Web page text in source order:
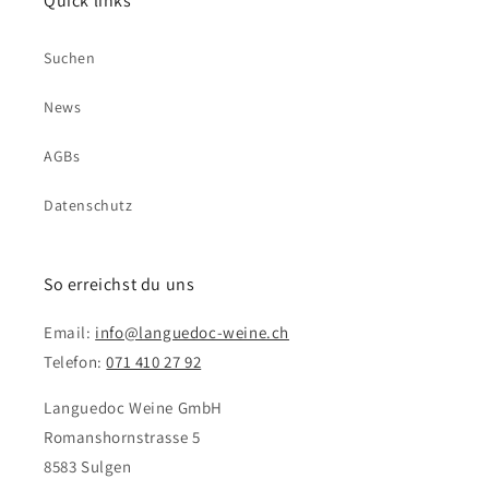
Suchen
News
AGBs
Datenschutz
So erreichst du uns
Email: info@languedoc-weine.ch
Telefon:071 410 27 92
Languedoc Weine GmbH
Romanshornstrasse 5
8583 Sulgen